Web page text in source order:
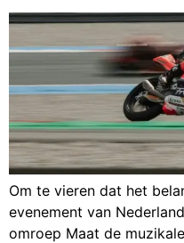
Om te vieren dat het
evenement van
omroep Maat de